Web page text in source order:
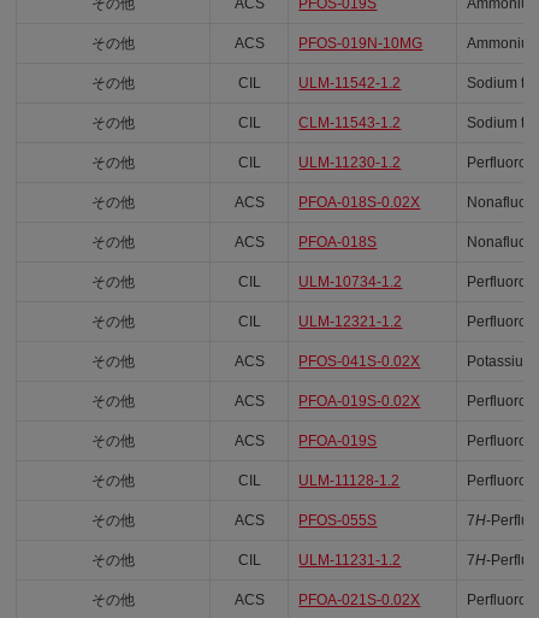
その他 ACS PFOS-019N-10MG
その他 CIL ULM-11542-1.2 Sodium
その他 CIL CLM-11543-1.2 Sodium
その他 CIL ULM-11230-1.2 Perfluoro-
その他 ACS PFOA-018S-0.02X
その他 ACS PFOA-018S
その他 CIL ULM-10734-1.2 Perfluoro-
その他 CIL ULM-12321-1.2 Perfluoro-
その他 ACS PFOS-041S-0.02X
その他 ACS PFOA-019S-0.02X
その他 ACS PFOA-019S
その他 CIL ULM-11128-1.2
その他 ACS PFOS-055S 7H-
その他 CIL ULM-11231-1.2 7H-
その他 ACS PFOA-021S-0.02X